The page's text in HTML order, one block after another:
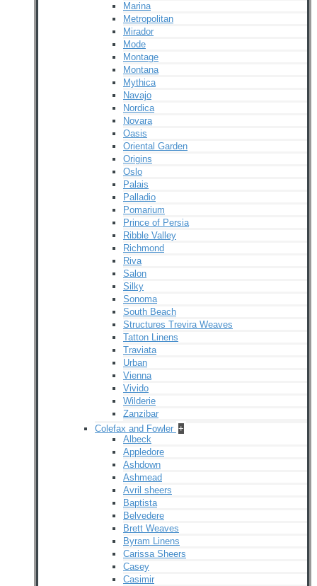
Marina
Metropolitan
Mirador
Mode
Montage
Montana
Mythica
Navajo
Nordica
Novara
Oasis
Oriental Garden
Origins
Oslo
Palais
Palladio
Pomarium
Prince of Persia
Ribble Valley
Richmond
Riva
Salon
Silky
Sonoma
South Beach
Structures Trevira Weaves
Tatton Linens
Traviata
Urban
Vienna
Vivido
Wilderie
Zanzibar
Colefax and Fowler +
Albeck
Appledore
Ashdown
Ashmead
Avril sheers
Baptista
Belvedere
Brett Weaves
Byram Linens
Carissa Sheers
Casey
Casimir